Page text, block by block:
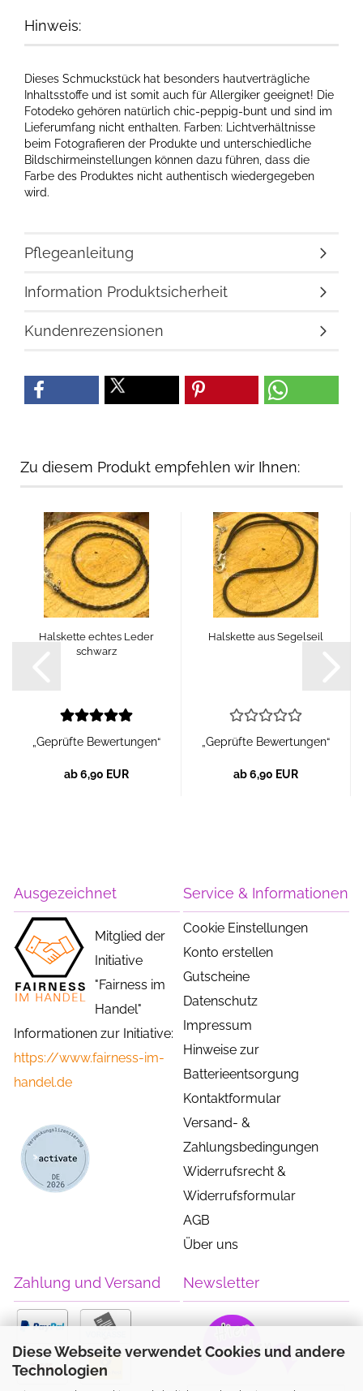
Diese Webseite verwendet Cookies und andere
Technologien
Hinweis:
Dieses Schmuckstück hat besonders hautverträgliche
Inhaltsstoffe und ist somit auch für Allergiker geeignet! Die
Fotodeko gehören natürlich chic-peppig-bunt und sind im
Lieferumfang nicht enthalten. Farben: Lichtverhältnisse
beim Fotografieren der Produkte und unterschiedliche
Bildschirmeinstellungen können dazu führen, dass die
Farbe des Produktes nicht authentisch wiedergegeben
wird.
Pflegeanleitung
Information Produktsicherheit
Kundenrezensionen
Zu diesem Produkt empfehlen wir Ihnen:
Halskette echtes Leder
schwarz
„Geprüfte Bewertungen“
ab 6,90 EUR
Halskette aus Segelseil
„Geprüfte Bewertungen“
ab 6,90 EUR
Ausgezeichnet
Mitglied der
Initiative
"Fairness im
Handel"
Informationen zur Initiative:
https://www.fairness-im-
handel.de
Service & Informationen
Cookie Einstellungen
Konto erstellen
Gutscheine
Datenschutz
Impressum
Hinweise zur
Batterieentsorgung
Kontaktformular
Versand- &
Zahlungsbedingungen
Widerrufsrecht &
Widerrufsformular
AGB
Über uns
Zahlung und Versand Newsletter